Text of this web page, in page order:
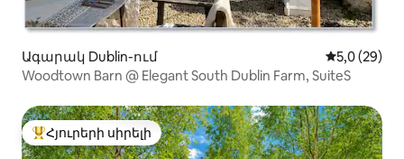
Ագարակ Dublin-ում Միջին
5,0 (29)
Woodtown Barn @ Elegant South Dublin Farm, SuiteS
Հյուրերի սիրելի լավագույն տները
Հյուրերի սիրելի